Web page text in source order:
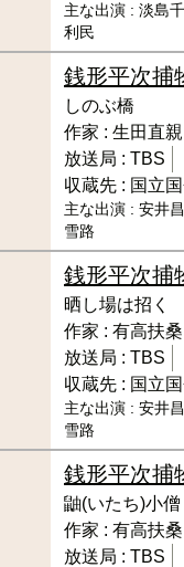
主な出演 : 淡島
利民
銭形平次捕
しのぶ橋
作家 : 生田直親
放送局 : TBS
収蔵先 : 国立
主な出演 : 安井
雪路
銭形平次捕
晒し場は招く
作家 : 有高扶桑
放送局 : TBS
収蔵先 : 国立
主な出演 : 安井
雪路
銭形平次捕
鼬(いたち)小僧
作家 : 有高扶桑
放送局 : TBS